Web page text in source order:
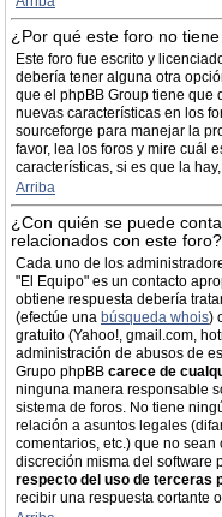
¿Por qué este foro no
Este foro fue escrito y
debería tener alguna otra
que el phpBB Group tiene que
nuevas características en los
sourceforge para manejar la
favor, lea los foros y mire cuál
características, si es que la
Arriba
¿Con quién se puede
relacionados con este foro?
Cada uno de los
"El Equipo" es un contacto
obtiene respuesta debería
(efectúe una búsqueda whois)
gratuito (Yahoo!, gmail.com,
administración de abusos de
Grupo phpBB carece de
ninguna manera responsable
sistema de foros. No tiene
relación a asuntos legales
comentarios, etc.) que no
discreción misma del software
respecto del uso de terceras
recibir una respuesta cortante